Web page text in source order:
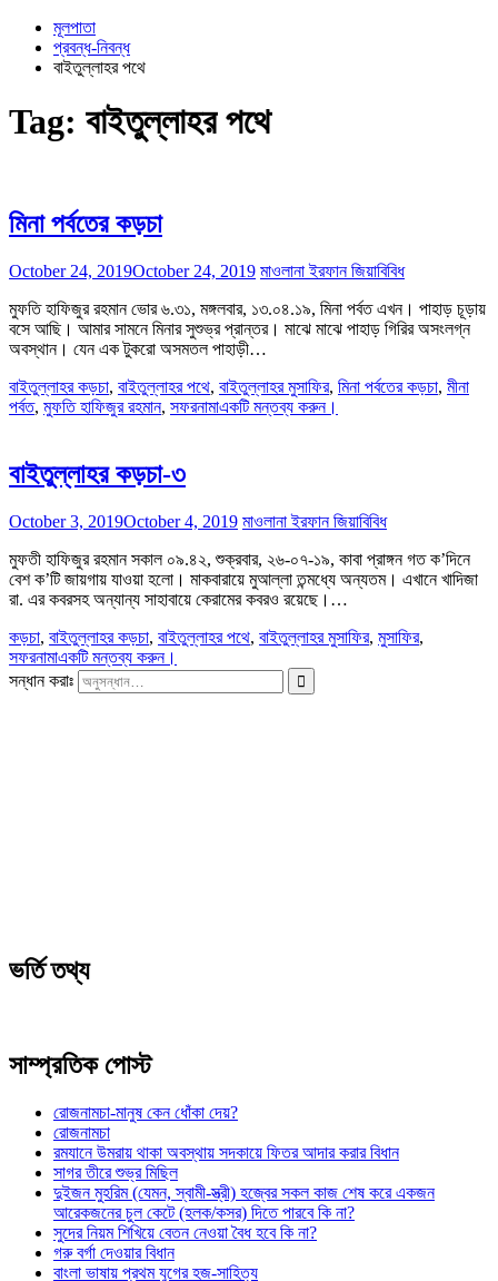
মূলপাতা
প্রবন্ধ-নিবন্ধ
বাইতুল্লাহর পথে
Tag: বাইতুল্লাহর পথে
মিনা পর্বতের কড়চা
October 24, 2019October 24, 2019 মাওলানা ইরফান জিয়াবিবিধ
মুফতি হাফিজুর রহমান ভোর ৬.৩১, মঙ্গলবার, ১৩.০৪.১৯, মিনা পর্বত এখন। পাহাড় চূড়ায়
বসে আছি। আমার সামনে মিনার সুশুভ্র প্রান্তর। মাঝে মাঝে পাহাড় গিরির অসংলগ্ন
অবস্থান। যেন এক টুকরো অসমতল পাহাড়ী…
বাইতুল্লাহর কড়চা, বাইতুল্লাহর পথে, বাইতুল্লাহর মুসাফির, মিনা পর্বতের কড়চা, মীনা
পর্বত, মুফতি হাফিজুর রহমান, সফরনামাএকটি মন্তব্য করুন।
বাইতুল্লাহর কড়চা-৩
October 3, 2019October 4, 2019 মাওলানা ইরফান জিয়াবিবিধ
মুফতী হাফিজুর রহমান সকাল ০৯.৪২, শুক্রবার, ২৬-০৭-১৯, কাবা প্রাঙ্গন গত ক’দিনে
বেশ ক’টি জায়গায় যাওয়া হলো। মাকবারায়ে মুআল্লা তন্মধ্যে অন্যতম। এখানে খাদিজা
রা. এর কবরসহ অন্যান্য সাহাবায়ে কেরামের কবরও রয়েছে।…
কড়চা, বাইতুল্লাহর কড়চা, বাইতুল্লাহর পথে, বাইতুল্লাহর মুসাফির, মুসাফির,
সফরনামাএকটি মন্তব্য করুন।
সন্ধান করাঃ
ভর্তি তথ্য
সাম্প্রতিক পোস্ট
রোজনামচা-মানুষ কেন ধোঁকা দেয়?
রোজনামচা
রমযানে উমরায় থাকা অবস্থায় সদকায়ে ফিতর আদার করার বিধান
সাগর তীরে শুভ্র মিছিল
দুইজন মুহরিম (যেমন, স্বামী-স্ত্রী) হজ্বের সকল কাজ শেষ করে একজন
আরেকজনের চুল কেটে (হলক/কসর) দিতে পারবে কি না?
সুদের নিয়ম শিখিয়ে বেতন নেওয়া বৈধ হবে কি না?
গরু বর্গা দেওয়ার বিধান
বাংলা ভাষায় প্রথম যুগের হজ-সাহিত্য